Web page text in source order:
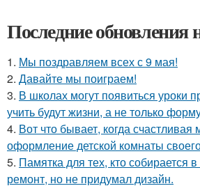
Последние обновления
1. Мы поздравляем всех с 9 мая!
2. Давайте мы поиграем!
3. В школах могут появиться уроки
учить будут жизни, а не только
4. Вот что бывает, когда счастливая
оформление детской комнаты
5. Памятка для тех, кто собирается
ремонт, но не придумал дизайн.